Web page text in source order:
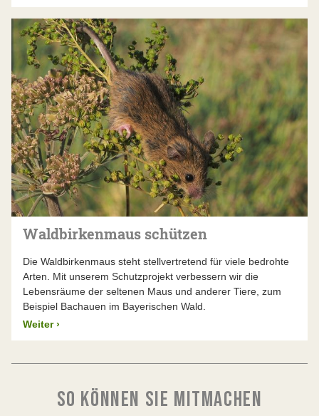
Waldbirkenmaus schützen
Die Waldbirkenmaus steht stellvertretend für viele bedrohte
Arten. Mit unserem Schutzprojekt verbessern wir die
Lebensräume der seltenen Maus und anderer Tiere, zum
Beispiel Bachauen im Bayerischen Wald.
Weiter ›
SO KÖNNEN SIE MITMACHEN